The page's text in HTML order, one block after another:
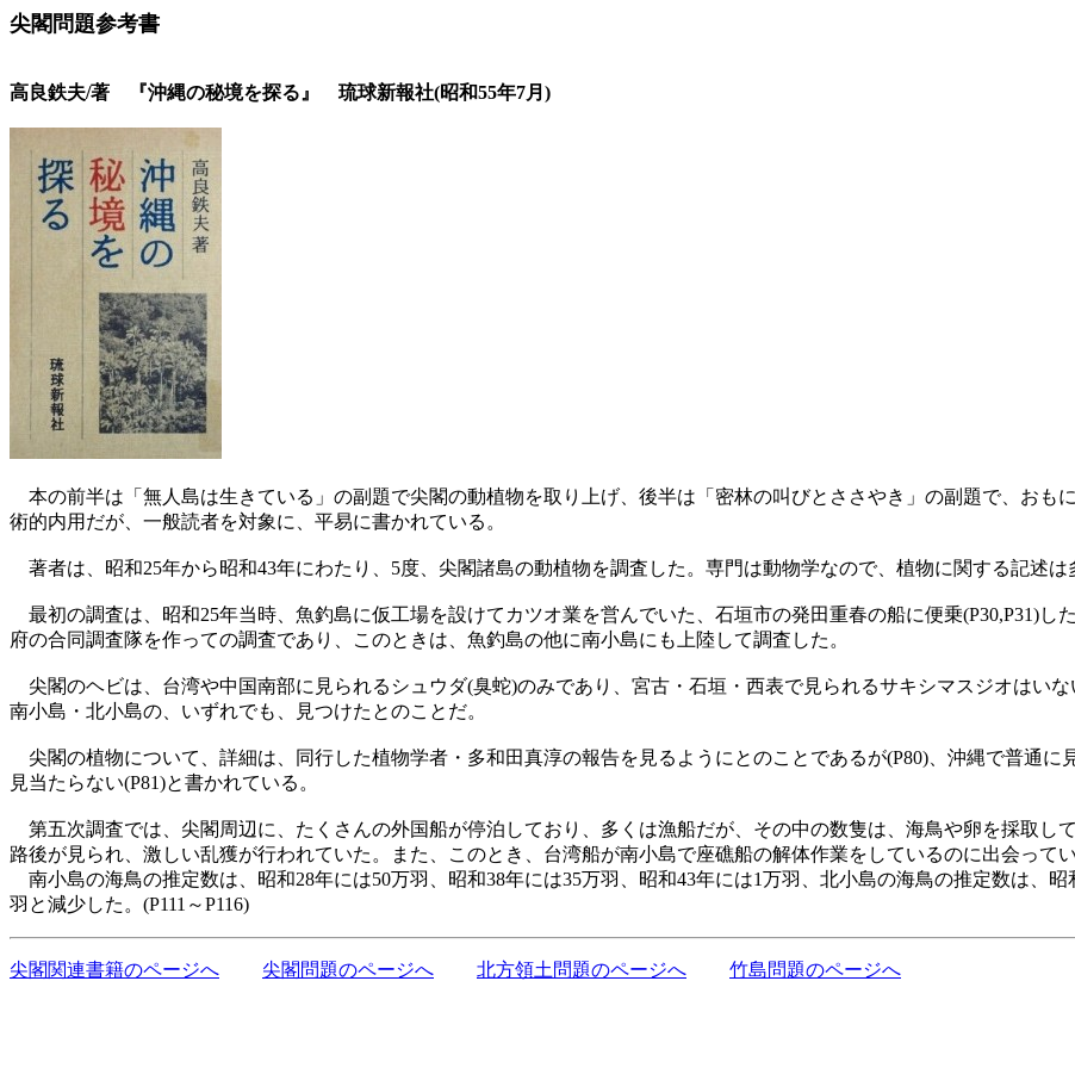
尖閣問題参考書
高良鉄夫/著 『沖縄の秘境を探る』 琉球新報社(昭和55年7月)
本の前半は「無人島は生きている」の副題で尖閣の動植物を取り上げ、後半は「密林の叫びとささやき」の副題で、おも
術的内用だが、一般読者を対象に、平易に書かれている。
著者は、昭和25年から昭和43年にわたり、5度、尖閣諸島の動植物を調査した。専門は動物学なので、植物に関する記述は
最初の調査は、昭和25年当時、魚釣島に仮工場を設けてカツオ業を営んでいた、石垣市の発田重春の船に便乗(P30,P31)し
府の合同調査隊を作っての調査であり、このときは、魚釣島の他に南小島にも上陸して調査した。
尖閣のヘビは、台湾や中国南部に見られるシュウダ(臭蛇)のみであり、宮古・石垣・西表で見られるサキシマスジオはい
南小島・北小島の、いずれでも、見つけたとのことだ。
尖閣の植物について、詳細は、同行した植物学者・多和田真淳の報告を見るようにとのことであるが(P80)、沖縄で普通に
見当たらない(P81)と書かれている。
第五次調査では、尖閣周辺に、たくさんの外国船が停泊しており、多くは漁船だが、その中の数隻は、海鳥や卵を採取し
路後が見られ、激しい乱獲が行われていた。また、このとき、台湾船が南小島で座礁船の解体作業をしているのに出会ってい
南小島の海鳥の推定数は、昭和28年には50万羽、昭和38年には35万羽、昭和43年には1万羽、北小島の海鳥の推定数は、
羽と減少した。(P111～P116)
尖閣関連書籍のページへ 尖閣問題のページへ 北方領土問題のページへ 竹島問題のページへ